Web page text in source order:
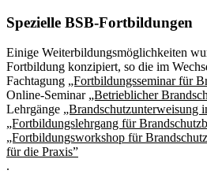
Spezielle BSB-Fortbildungen
Einige Weiterbildungsmöglichkeiten
Fortbildung konzipiert, so die im
Fachtagung „Fortbildungsseminar für
Online-Seminar „Betrieblicher
Lehrgänge „Brandschutzunterweisung
„Fortbildungslehrgang für
„Fortbildungsworkshop für
für die Praxis”
.